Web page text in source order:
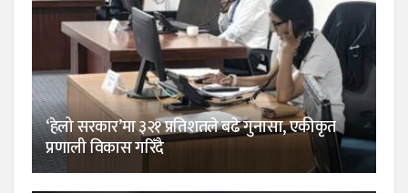
‘हेलो सरकार’मा ३२१ प्रतिशतले बढे गुनासा, एकीकृत
प्रणाली विकास गरिँदै